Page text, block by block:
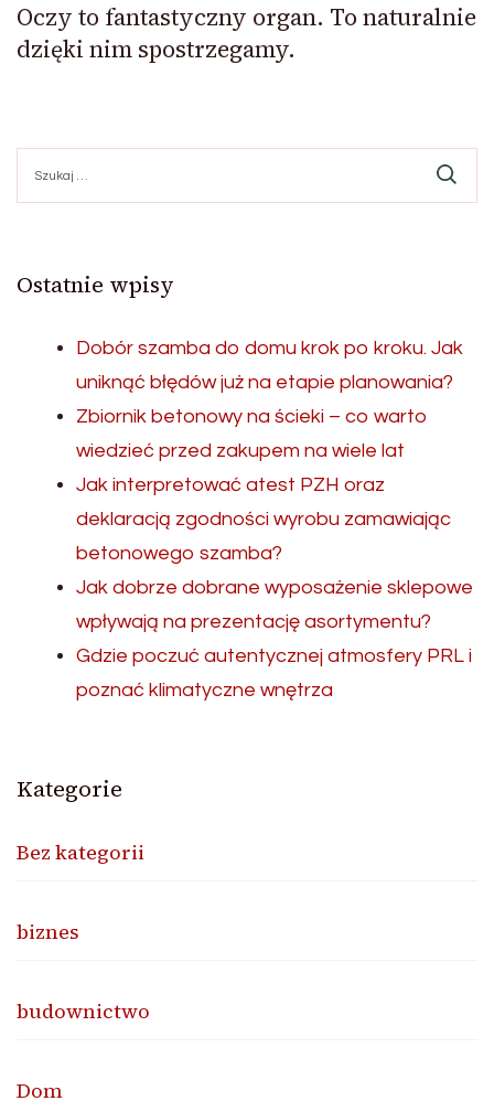
Oczy to fantastyczny organ. To naturalnie
dzięki nim spostrzegamy.
Ostatnie wpisy
Dobór szamba do domu krok po kroku. Jak
uniknąć błędów już na etapie planowania?
Zbiornik betonowy na ścieki – co warto
wiedzieć przed zakupem na wiele lat
Jak interpretować atest PZH oraz
deklaracją zgodności wyrobu zamawiając
betonowego szamba?
Jak dobrze dobrane wyposażenie sklepowe
wpływają na prezentację asortymentu?
Gdzie poczuć autentycznej atmosfery PRL i
poznać klimatyczne wnętrza
Kategorie
Bez kategorii
biznes
budownictwo
Dom